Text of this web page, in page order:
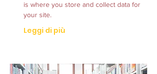
is where you store and collect data for
your site.
Leggi di più